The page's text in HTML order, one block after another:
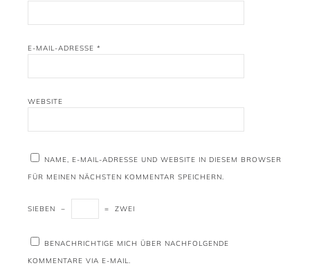
E-MAIL-ADRESSE *
WEBSITE
NAME, E-MAIL-ADRESSE UND WEBSITE IN DIESEM BROWSER
FÜR MEINEN NÄCHSTEN KOMMENTAR SPEICHERN.
SIEBEN − = ZWEI
BENACHRICHTIGE MICH ÜBER NACHFOLGENDE
KOMMENTARE VIA E-MAIL.